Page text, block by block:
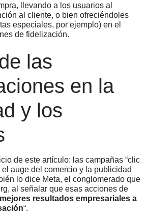
llevando a los usuarios al
al cliente, o bien ofreciéndoles
especiales, por ejemplo) en el
de fidelización.
las
en la
y los
de este artículo: las campañas “clic
el auge del comercio y la publicidad
lo dice Meta, el conglomerado que
al señalar que esas acciones de
mejores resultados empresariales a
“.